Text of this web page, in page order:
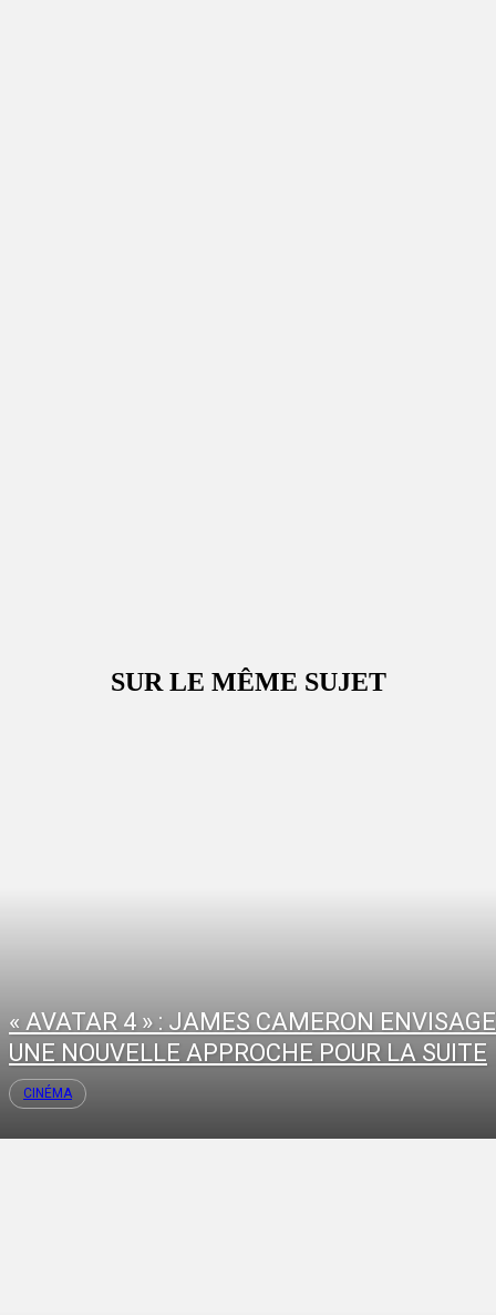
SUR LE MÊME SUJET
« AVATAR 4 » : JAMES CAMERON ENVISAGE
UNE NOUVELLE APPROCHE POUR LA SUITE
CINÉMA